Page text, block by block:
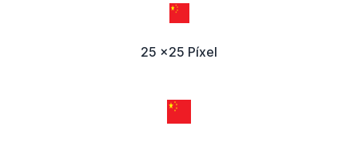
25 x25 Píxel